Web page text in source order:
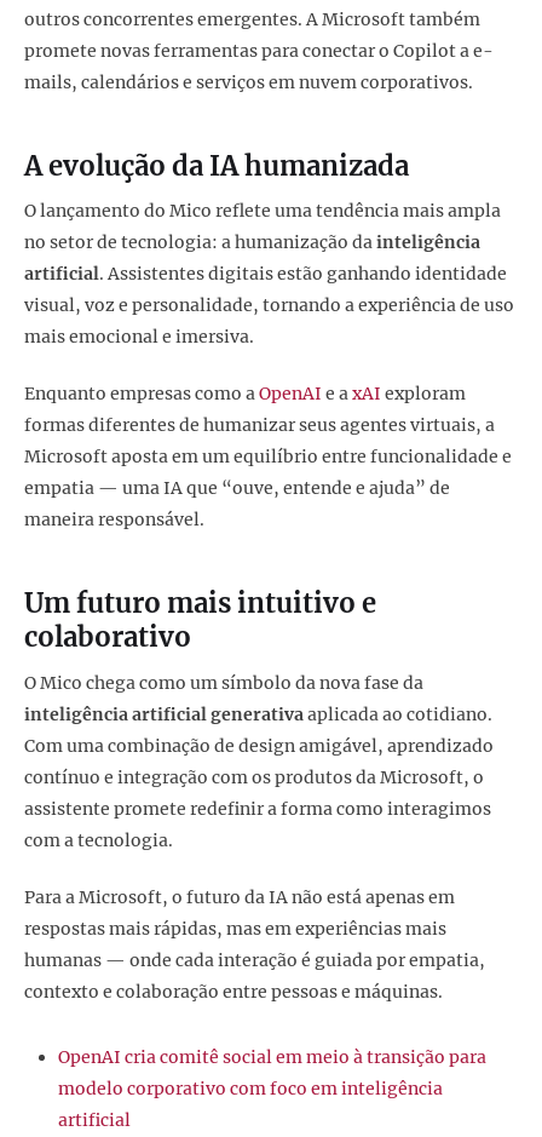
outros concorrentes emergentes. A Microsoft também
promete novas ferramentas para conectar o Copilot a e-
mails, calendários e serviços em nuvem corporativos.
A evolução da IA humanizada
O lançamento do Mico reflete uma tendência mais ampla
no setor de tecnologia: a humanização dainteligência
artificial. Assistentes digitais estão ganhando identidade
visual, voz e personalidade, tornando a experiência de uso
mais emocional e imersiva.
Enquanto empresas como aOpenAI e axAI exploram
formas diferentes de humanizar seus agentes virtuais, a
Microsoft aposta em um equilíbrio entre funcionalidade e
empatia — uma IA que “ouve, entende e ajuda” de
maneira responsável.
Um futuro mais intuitivo e
colaborativo
O Mico chega como um símbolo da nova fase da
inteligência artificial generativaaplicada ao cotidiano.
Com uma combinação de design amigável, aprendizado
contínuo e integração com os produtos da Microsoft, o
assistente promete redefinir a forma como interagimos
com a tecnologia.
Para a Microsoft, o futuro da IA não está apenas em
respostas mais rápidas, mas em experiências mais
humanas — onde cada interação é guiada por empatia,
contexto e colaboração entre pessoas e máquinas.
OpenAI cria comitê social em meio à transição para
modelo corporativo com foco em inteligência
artificial